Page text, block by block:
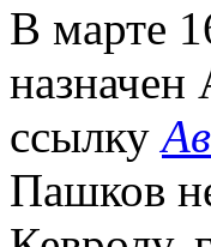
В марте
ссылку
Пашков